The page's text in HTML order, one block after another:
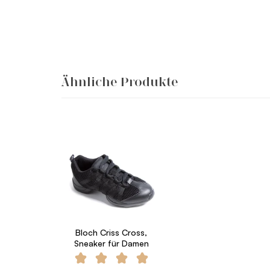
Ähnliche Produkte
Bloch Criss Cross,
Sneaker für Damen